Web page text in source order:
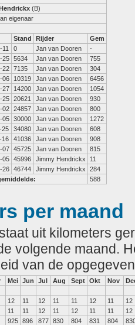
(B)
eigenaar
Stand Rijder
Gem
0 Jan van Dooren
-
25 5634 Jan van Dooren
755
22 7135 Jan van Dooren
304
06
10319 Jan van Dooren
6456
27
14200 Jan van Dooren
1054
25 20621 Jan van Dooren
930
02 24857 Jan van Dooren
800
05 30000 Jan van Dooren
1272
25
34080 Jan van Dooren
608
16
41036 Jan van Dooren
908
07 45725 Jan van Dooren
815
05 45996 Jimmy Hendrickx
11
26 46744 Jimmy Hendrickx
284
588
per maand
uit kilometers
volgende maand.
van de
Mei Jun Jul Aug Sept Okt Nov
12 11 12 11 11 12 11
12
11 11 12 11 12 11 11
12
925 896 877 830 804 831 804